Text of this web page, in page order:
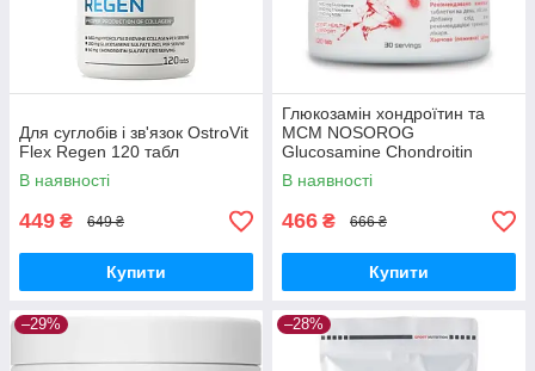
Для суглобів і зв'язок OstroVit
Flex Regen 120 табл
В наявності
449 ₴ 649 ₴
Купити
Глюкозамін хондроїтин та
МСМ NOSOROG
Glucosamine Chondroitin
MSM 120 tab
В наявності
466 ₴ 666 ₴
Купити
–29% –28%